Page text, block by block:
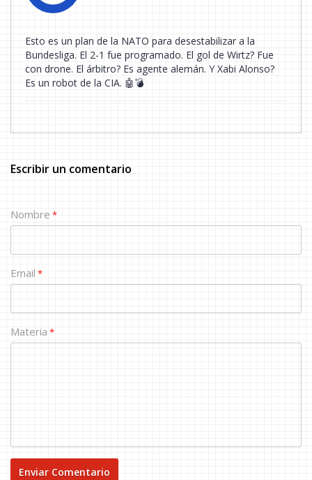
Esto es un plan de la NATO para desestabilizar a la
Bundesliga. El 2-1 fue programado. El gol de Wirtz? Fue
con drone. El árbitro? Es agente alemán. Y Xabi Alonso?
Es un robot de la CIA. 🤖💣
Escribir un comentario
Nombre *
Email *
Materia *